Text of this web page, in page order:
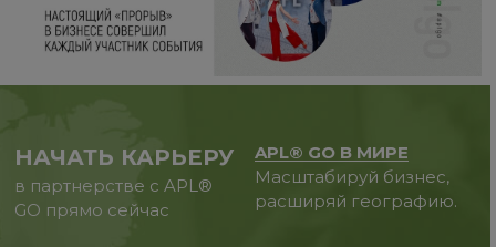
НАЧАТЬ КАРЬЕРУ
в партнерстве с APL®
GO прямо сейчас
APL® GO В МИРЕ
Масштабируй бизнес,
расширяй географию.